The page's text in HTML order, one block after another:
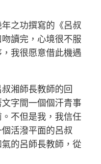
之功撰寫的《呂叔
讀完，心境很不服
我很愿意借此機遇
湘師長教師的回
字間一個個汗青事
不但是我，我信任
活潑平面的呂叔
的呂師長教師，從